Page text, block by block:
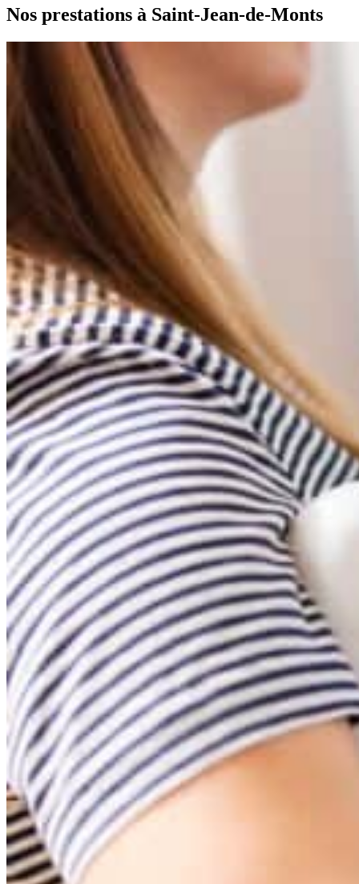
Nos prestations à Saint-Jean-de-Monts